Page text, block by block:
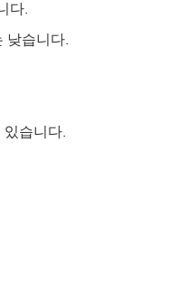
다.
낮습니다.
습니다.